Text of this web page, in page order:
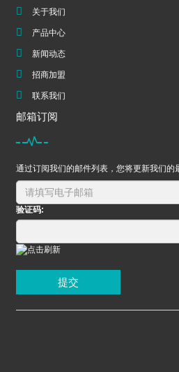
关于我们
产品中心
新闻动态
招商加盟
联系我们
邮箱订阅
通过订阅我们的邮件列表，您将更新我们的
验证码:
提交